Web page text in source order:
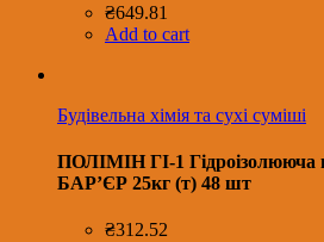
₴649.81
Add to cart
Будівельна хімія та сухі суміші
ПОЛІМІН ГІ-1
БАР’ЄР 25кг (т) 48 шт
₴312.52